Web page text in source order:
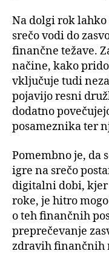
Na dolgi rok
srečo vodi do
finančne težave.
načine, kako
vključuje tudi
pojavijo resni
dodatno
posameznika ter
Pomembno je, da
igre na srečo
digitalni dobi, kjer
roke, je hitro
o teh finančnih
preprečevanje
zdravih finančnih